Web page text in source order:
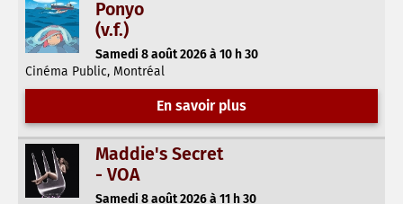
Ponyo
(v.f.)
Samedi 8 août 2026 à 10 h 30
Cinéma Public, Montréal
En savoir plus
Maddie's Secret
- VOA
Samedi 8 août 2026 à 11 h 30